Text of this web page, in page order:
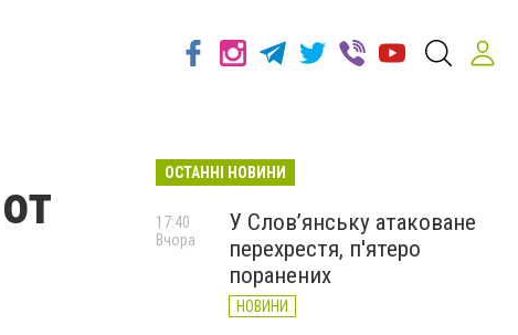
ОСТАННІ НОВИНИ
У Слов’янську атаковане
перехрестя, п'ятеро
поранених
НОВИНИ
17:40
Вчора